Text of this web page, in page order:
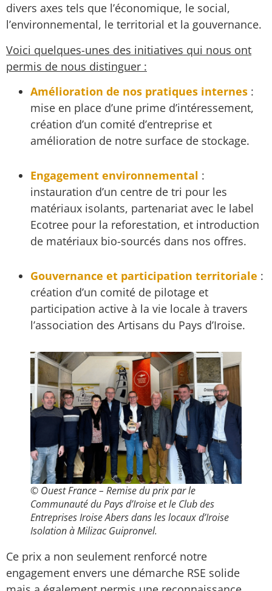
divers axes tels que l’économique, le social,
l’environnemental, le territorial et la gouvernance.
Voici quelques-unes des initiatives qui nous ont
permis de nous distinguer :
Amélioration de nos pratiques internes :
mise en place d’une prime d’intéressement,
création d’un comité d’entreprise et
amélioration de notre surface de stockage.
Engagement environnemental :
instauration d’un centre de tri pour les
matériaux isolants, partenariat avec le label
Ecotree pour la reforestation, et introduction
de matériaux bio-sourcés dans nos offres.
Gouvernance et participation territoriale :
création d’un comité de pilotage et
participation active à la vie locale à travers
l’association des Artisans du Pays d’Iroise.
© Ouest France – Remise du prix par le
Communauté du Pays d’Iroise et le Club des
Entreprises Iroise Abers dans les locaux d’Iroise
Isolation à Milizac Guipronvel.
Ce prix a non seulement renforcé notre
engagement envers une démarche RSE solide